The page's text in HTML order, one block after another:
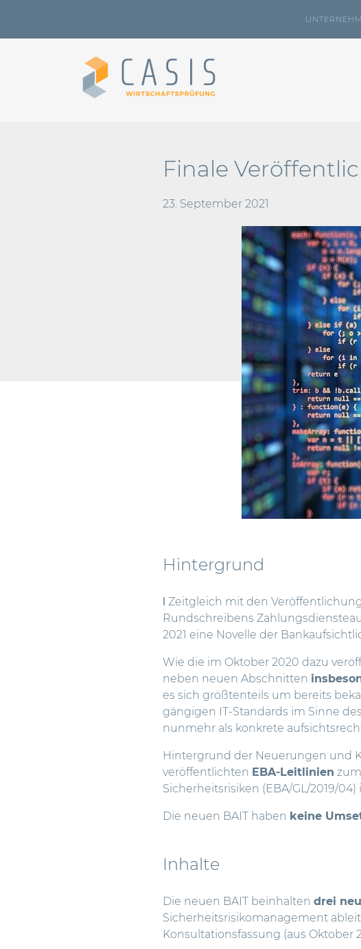
Finale
23. September 2021
Hintergrund
ǀ Zeitgleich mit den
Rundschreibens
2021 eine Novelle der
Wie die im Oktober 2020 dazu
neben neuen Abschnitten
es sich größtenteils um bereits
gängigen IT-Standards im Sinne
nunmehr als konkrete
Hintergrund der Neuerungen und
veröffentlichten EBA-Leitlinien
Sicherheitsrisiken (EBA/GL/2019/
Die neuen BAIT haben keine
Inhalte
Die neuen BAIT beinhalten drei
Sicherheitsrisikomanagement
Konsultationsfassung (aus Oktober